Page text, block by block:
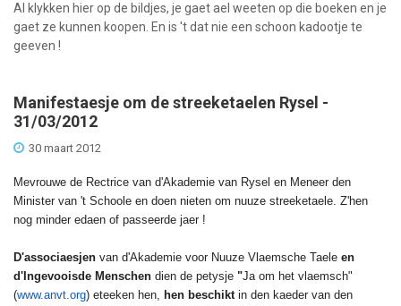
Al klykken hier op de bildjes, je gaet ael weeten op die boeken en je
gaet ze kunnen koopen. En is 't dat nie een schoon kadootje te
geeven !
Manifestaesje om de streeketaelen Rysel -
31/03/2012
30 maart 2012
Mevrouwe de Rectrice van d'Akademie van Rysel en Meneer den
Minister van 't Schoole en doen nieten om nuuze streeketaele. Z'hen
nog minder edaen of passeerde jaer !
D'associaesjen van d'Akademie voor Nuuze Vlaemsche Taele en
d'Ingevooisde Menschen dien de petysje "Ja om het vlaemsch"
(www.anvt.org) eteeken hen, hen beschiktin den kaeder van den